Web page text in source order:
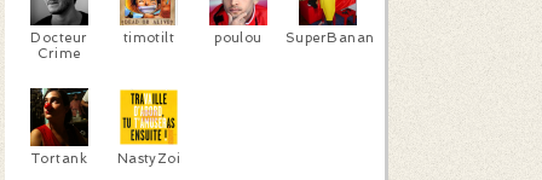
Docteur
Crime
timotilt poulou SuperBanana
Tortank NastyZoi